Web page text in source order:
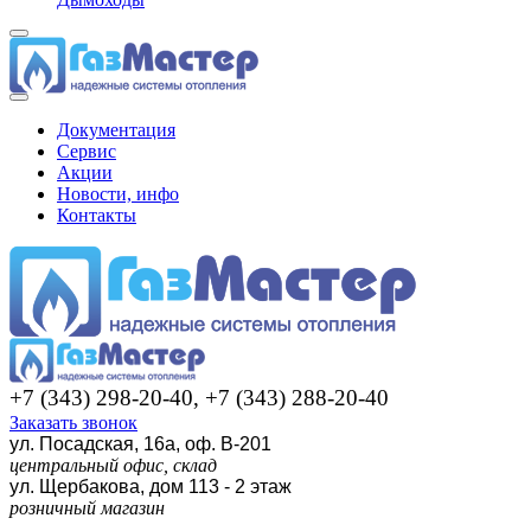
Документация
Сервис
Акции
Новости, инфо
Контакты
+7 (343) 298-20-40, +7 (343) 288-20-40
Заказать звонок
ул. Посадская, 16а, оф. В-201
центральный офис, склад
ул. Щербакова, дом 113 - 2 этаж
розничный магазин